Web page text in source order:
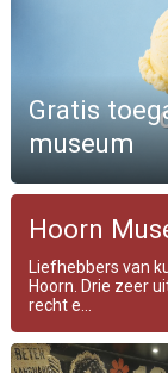
Gratis
museum
Hoorn
Liefhebbers van
Hoorn. Drie zeer
recht e...